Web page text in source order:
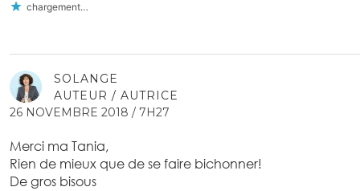
chargement…
SOLANGE
AUTEUR / AUTRICE
26 NOVEMBRE 2018 / 7H27
Merci ma Tania,
Rien de mieux que de se faire bichonner!
De gros bisous